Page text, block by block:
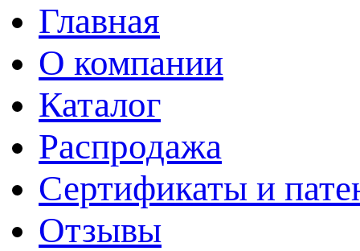
Главная
О компании
Каталог
Распродажа
Сертификаты и
Отзывы